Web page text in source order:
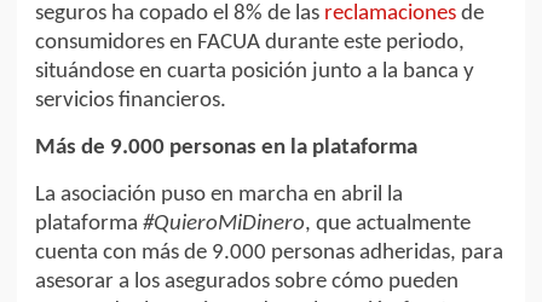
seguros ha copado el 8% de las reclamaciones de
consumidores en FACUA durante este periodo,
situándose en cuarta posición junto a la banca y
servicios financieros.
Más de 9.000 personas en la plataforma
La asociación puso en marcha en abril la
plataforma #QuieroMiDinero, que actualmente
cuenta con más de 9.000 personas adheridas, para
asesorar a los asegurados sobre cómo pueden